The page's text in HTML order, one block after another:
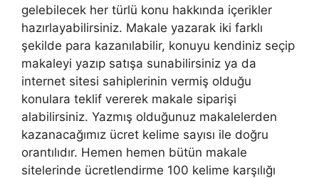
gelebilecek her türlü konu hakkında içerikler
hazırlayabilirsiniz. Makale yazarak iki farklı
şekilde para kazanılabilir, konuyu kendiniz seçip
makaleyi yazıp satışa sunabilirsiniz ya da
internet sitesi sahiplerinin vermiş olduğu
konulara teklif vererek makale siparişi
alabilirsiniz. Yazmış olduğunuz makalelerden
kazanacağımız ücret kelime sayısı ile doğru
orantılıdır. Hemen hemen bütün makale
sitelerinde ücretlendirme 100 kelime karşılığı